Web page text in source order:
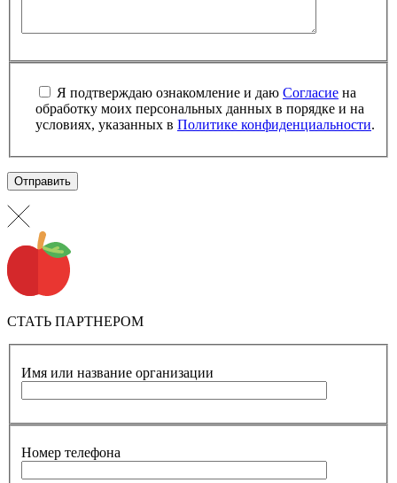
Я подтверждаю ознакомление и даю Согласие на
обработку моих персональных данных в порядке и на
условиях, указанных в Политике конфиденциальности.
СТАТЬ ПАРТНЕРОМ
Имя или название организации
Номер телефона